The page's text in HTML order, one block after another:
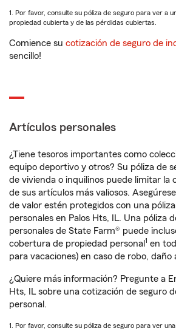
1. Por favor, consulte su póliza de seguro para ver a
propiedad cubierta y de las pérdidas cubiertas.
Comience su cotización de seguro de
sencillo!
Artículos personales
¿Tiene tesoros importantes como
equipo deportivo y otros? Su póliza de
de vivienda o inquilinos puede limitar la
de sus artículos más valiosos.
de valor estén protegidos con una
personales en Palos Hts, IL. Una póliza
personales de State Farm® puede
cobertura de propiedad personal 1 en
para vacaciones) en caso de robo,
¿Quiere más información? Pregunte a
Hts, IL sobre una cotización de seguro
personal.
1. Por favor, consulte su póliza de seguro para ver